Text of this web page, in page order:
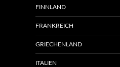
FINNLAND
FRANKREICH
GRIECHENLAND
ITALIEN